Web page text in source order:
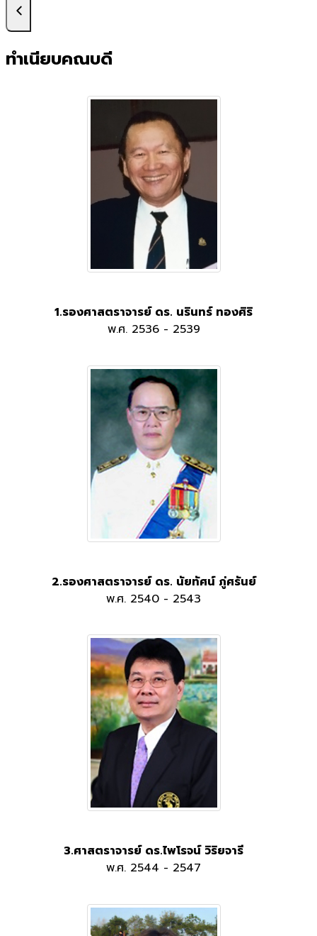
ทำเนียบคณบดี
1.รองศาสตราจารย์ ดร. นรินทร์ ทองศิริ
พ.ศ. 2536 - 2539
2.รองศาสตราจารย์ ดร. นัยทัศน์ ภู่ศรันย์
พ.ศ. 2540 - 2543
3.ศาสตราจารย์ ดร.ไพโรจน์ วิริยจารี
พ.ศ. 2544 - 2547